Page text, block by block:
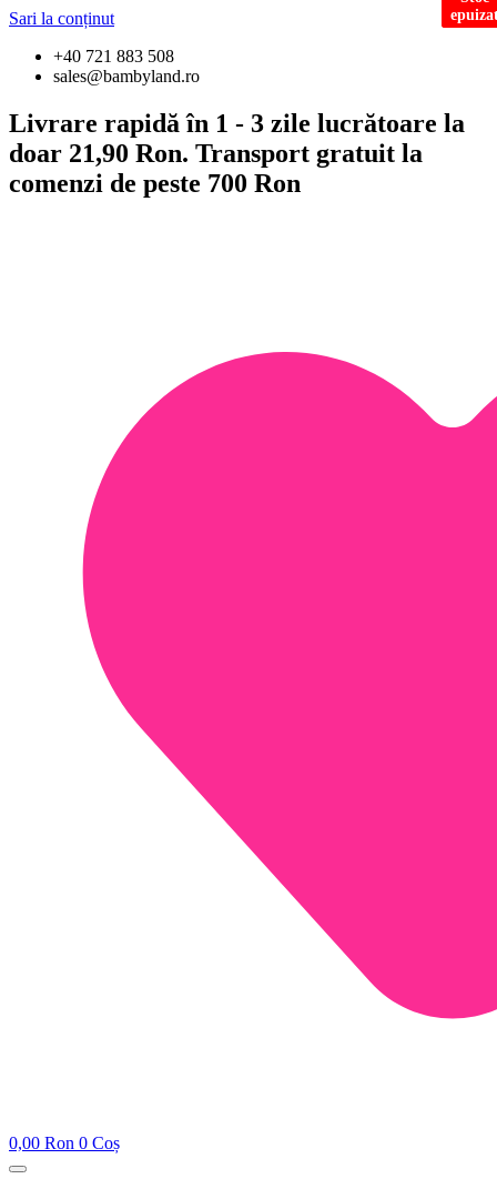
Sari la conținut
+40 721 883 508
sales@bambyland.ro
Livrare rapidă în 1 - 3 zile lucrătoare la
doar 21,90 Ron. Transport gratuit la
comenzi de peste 700 Ron
0,00 Ron 0 Coș